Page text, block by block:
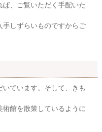
、ご覧いただく手配いた
手しずらいものですからご
ています。そして、きも
館を散策しているように